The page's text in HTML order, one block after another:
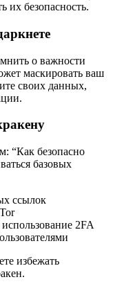
их безопасность.
о важности
маскировать ваш
своих данных,
“Как безопасно
базовых
ссылок
2FA
избежать